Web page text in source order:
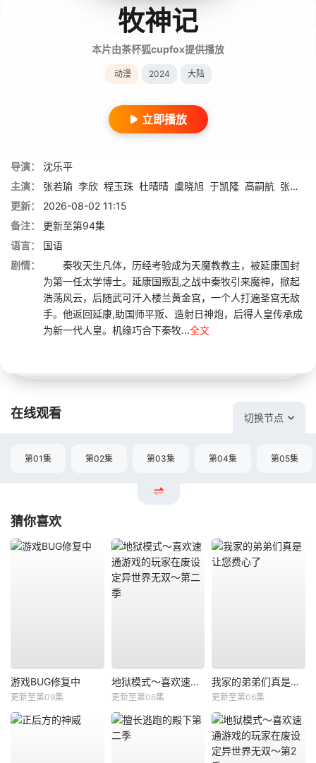
牧神记
本片由茶杯狐cupfox提供播放
动漫 2024 大陆
立即播放
导演：
沈乐平
主演：
张若瑜 李欣 程玉珠 杜晴晴 虞晓旭 于凯隆 高嗣航 张恒
更新：
2026-08-02 11:15
备注：
更新至第94集
语言：
国语
剧情：
秦牧天生凡体，历经考验成为天魔教教主，被延康国封
为第一任太学博士。延康国叛乱之战中秦牧引来魔神，掀起
浩荡风云，后随武可汗入楼兰黄金宫，一个人打遍圣宫无敌
手。他返回延康,助国师平叛、造射日神炮，后得人皇传承成
为新一代人皇。机缘巧合下秦牧...全文
在线观看 切换节点
第01集 第02集 第03集 第04集 第05集
猜你喜欢
游戏BUG修复中
更新至第09集
地狱模式～喜欢速通游戏的玩家在废设定异世界无双～第二季
更新至第06集
我家的弟弟们真是让您费心了
更新至第06集